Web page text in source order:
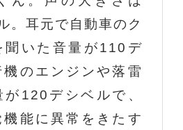
。耳元で自動車のク
聞いた音量が110デ
のエンジンや落雷
120デシベルで、
能に異常をきたす